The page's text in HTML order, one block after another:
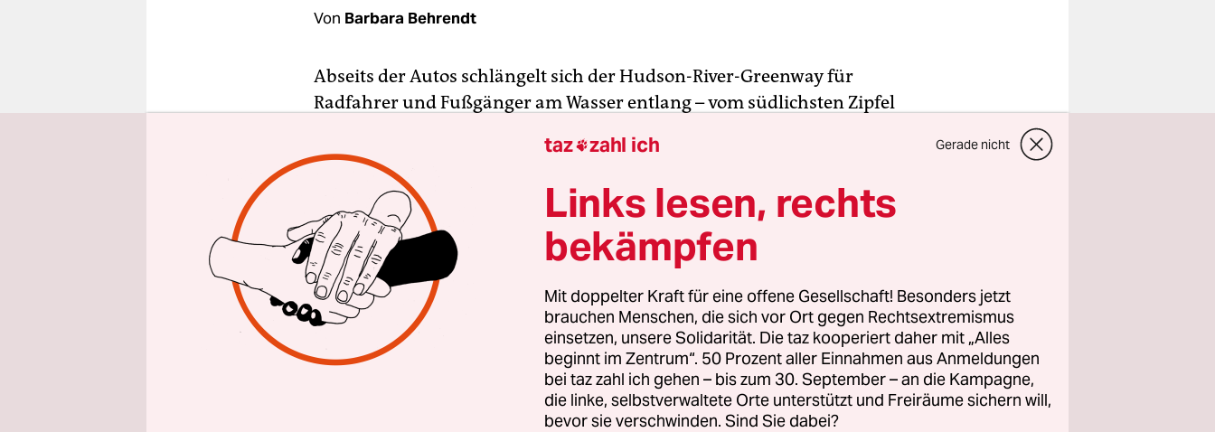
Von Barbara Behrendt
Abseits der Autos schlängelt sich der Hudson-River-Greenway für
Radfahrer und Fußgänger am Wasser entlang – vom südlichsten Zipfel
Freiheitsstatue, die schicken Piers und den stylischen neuen „Little
Island“-Park. Dann kommt der Hafen mit seinen Yachten, bis
schließlich die George Washington-Brücke am Himmel steht.
taz zahl ich Gerade nicht
Links lesen, rechts
bekämpfen
Mit doppelter Kraft für eine offene Gesellschaft! Besonders jetzt
brauchen Menschen, die sich vor Ort gegen Rechtsextremismus
einsetzen, unsere Solidarität. Die taz kooperiert daher mit „Alles
beginnt im Zentrum“. 50 Prozent aller Einnahmen aus Anmeldungen
bei taz zahl ich gehen – bis zum 30. September – an die Kampagne,
die linke, selbstverwaltete Orte unterstützt und Freiräume sichern will,
bevor sie verschwinden. Sind Sie dabei?